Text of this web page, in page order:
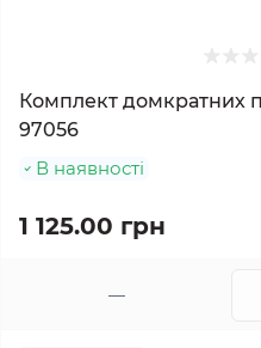
Комплект домкратних
97056
В наявності
1 125.00 грн